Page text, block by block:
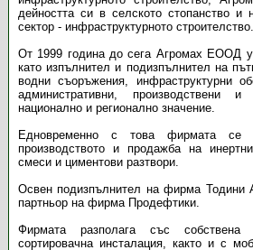
дейността си в селското стопанство и
сектор - инфраструктурното строителство.
От 1999 година до сега Агромах ЕООД
като изпълнител и подизпълнител на
водни съоръжения, инфраструктурни
административни,
национално и регионално значение.
Едновременно с това фирмата се
производството и продажба на
смеси и циментови разтвори.
Освен подизпълнител на фирма Тодини
партньор на фирма Продефтики.
Фирмата разполага със
сортировачна инсталация, както и с